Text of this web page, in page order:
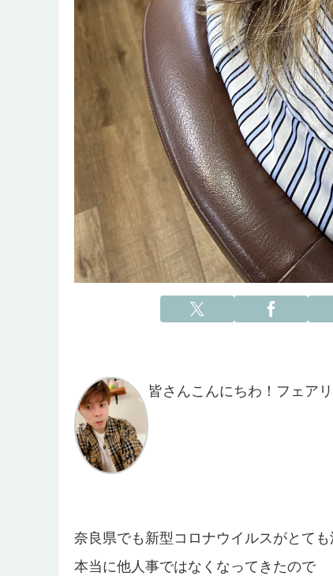
皆さんこんにちわ！フェア
奈良県でも新型コロナウイルスがとて
本当に他人事ではなくなってきたので